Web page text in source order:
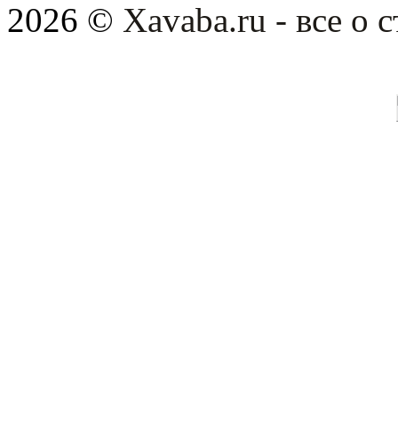
2026 © Xavaba.ru - все о